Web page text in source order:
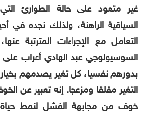
غير متعود على حالة الطوارئ
السياقية الراهنة، ولذلك نجده في
التعامل مع الإجراءات المترتبة
السوسيولوجي عبد الهادي أعراب على
بدورهم نفسيا، كل تغير يصدمهم
التغير مقلقا ومزعجا. إنه تعبير عن
خوف من مجابهة الفشل لنمط حياة